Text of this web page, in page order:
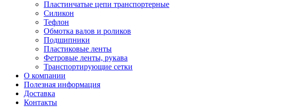
Пластинчатые цепи транспортерные
Силикон
Тефлон
Обмотка валов и роликов
Подшипники
Пластиковые ленты
Фетровые ленты, рукава
Транспортирующие сетки
О компании
Полезная информация
Доставка
Контакты